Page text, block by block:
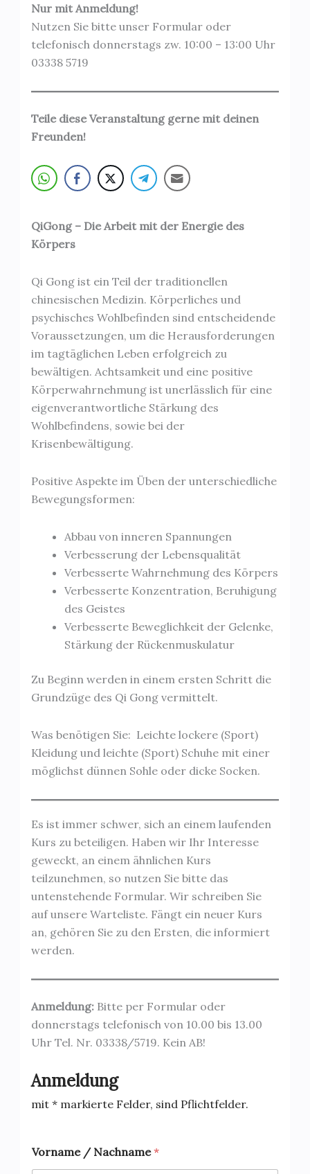
Nur mit Anmeldung!
Nutzen Sie bitte unser Formular oder
telefonisch donnerstags zw. 10:00 – 13:00 Uhr
03338 5719
Teile diese Veranstaltung gerne mit deinen
Freunden!
QiGong – Die Arbeit mit der Energie des
Körpers
Qi Gong ist ein Teil der traditionellen
chinesischen Medizin. Körperliches und
psychisches Wohlbefinden sind entscheidende
Voraussetzungen, um die Herausforderungen
im tagtäglichen Leben erfolgreich zu
bewältigen. Achtsamkeit und eine positive
Körperwahrnehmung ist unerlässlich für eine
eigenverantwortliche Stärkung des
Wohlbefindens, sowie bei der
Krisenbewältigung.
Positive Aspekte im Üben der unterschiedliche
Bewegungsformen:
Abbau von inneren Spannungen
Verbesserung der Lebensqualität
Verbesserte Wahrnehmung des Körpers
Verbesserte Konzentration, Beruhigung
des Geistes
Verbesserte Beweglichkeit der Gelenke,
Stärkung der Rückenmuskulatur
Zu Beginn werden in einem ersten Schritt die
Grundzüge des Qi Gong vermittelt.
Was benötigen Sie: Leichte lockere (Sport)
Kleidung und leichte (Sport) Schuhe mit einer
möglichst dünnen Sohle oder dicke Socken.
Es ist immer schwer, sich an einem laufenden
Kurs zu beteiligen. Haben wir Ihr Interesse
geweckt, an einem ähnlichen Kurs
teilzunehmen, so nutzen Sie bitte das
untenstehende Formular. Wir schreiben Sie
auf unsere Warteliste. Fängt ein neuer Kurs
an, gehören Sie zu den Ersten, die informiert
werden.
Anmeldung:Bitte per Formular oder
donnerstags telefonisch von 10.00 bis 13.00
Uhr Tel. Nr. 03338/5719. Kein AB!
Anmeldung
mit * markierte Felder, sind Pflichtfelder.
Vorname / Nachname*